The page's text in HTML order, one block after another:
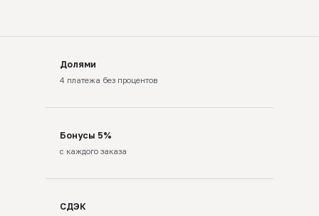
Долями
4 платежа без процентов
Бонусы 5%
с каждого заказа
СДЭК